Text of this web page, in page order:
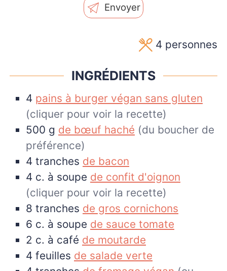
Envoyer
4 personnes
INGRÉDIENTS
4 pains à burger végan sans gluten
(cliquer pour voir la recette)
500 g de bœuf haché (du boucher de
préférence)
4 tranches de bacon
4 c. à soupe de confit d'oignon
(cliquer pour voir la recette)
8 tranches de gros cornichons
6 c. à soupe de sauce tomate
2 c. à café de moutarde
4 feuilles de salade verte